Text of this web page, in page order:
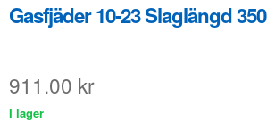
APPLIKATIONER
VANLIGA FRÅGOR
Gasfjäder 10-23 Slaglängd 350
911.00 kr
I lager